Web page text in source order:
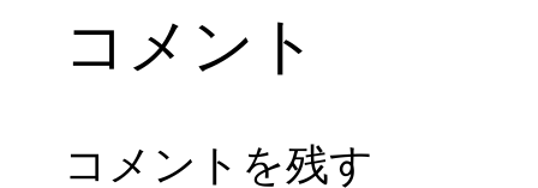
コメント
コメントを残す